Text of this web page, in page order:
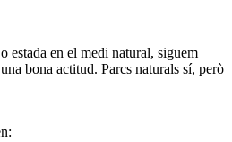
estada en el medi natural, siguem
bona actitud. Parcs naturals sí, però